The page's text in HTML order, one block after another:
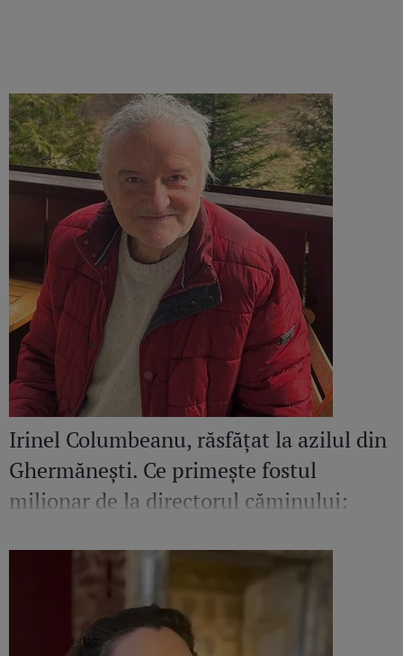
Irinel Columbeanu, răsfățat la azilul din
Ghermănești. Ce primește fostul
milionar de la directorul căminului: